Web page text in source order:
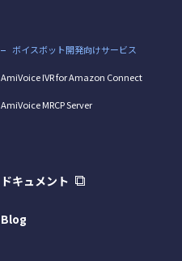
ボイスボット開発向けサービス
AmiVoice IVR for Amazon Connect
AmiVoice MRCP Server
ドキュメント
Blog